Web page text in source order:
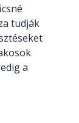
tudják
a